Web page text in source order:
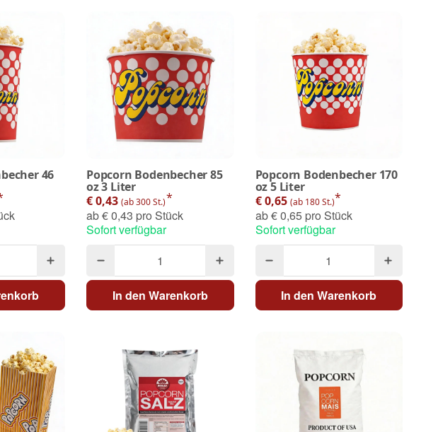
46 Popcorn Bodenbecher 85
oz 3 Liter
€ 0,43 (ab 300 St.)*
ab€ 0,43 pro Stück
Sofort verfügbar
In den Warenkorb
Popcorn Bodenbecher 170
oz 5 Liter
€ 0,65 (ab 180 St.)*
ab€ 0,65 pro Stück
Sofort verfügbar
In den Warenkorb